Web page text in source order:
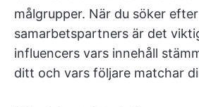
målgrupper. När du söker
samarbetspartners är det
influencers vars innehåll
ditt och vars följare matchar